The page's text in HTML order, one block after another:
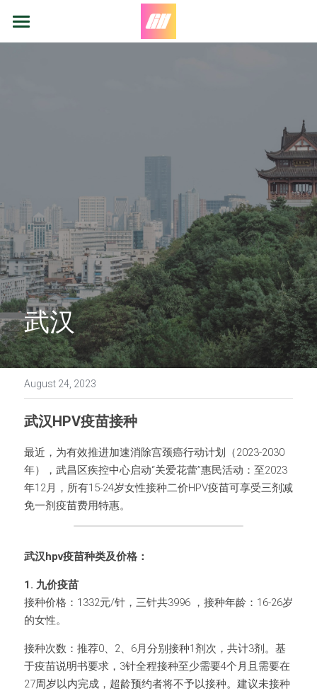
主页
武汉
August 24, 2023
武汉HPV疫苗接种
最近，为有效推进加速消除宫颈癌行动计划（2023-2030
年），武昌区疾控中心启动“关爱花蕾”惠民活动：至2023
年12月，所有15-24岁女性接种二价HPV疫苗可享受三剂减
免一剂疫苗费用特惠。
武汉hpv疫苗种类及价格：
1. 九价疫苗
接种价格：1332元/针，三针共3996 ，接种年龄：16-26岁
的女性。
接种次数：推荐0、2、6月分别接种1剂次，共计3剂。基
于疫苗说明书要求，3针全程接种至少需要4个月且需要在
27周岁以内完成，超龄预约者将不予以接种。建议未接种